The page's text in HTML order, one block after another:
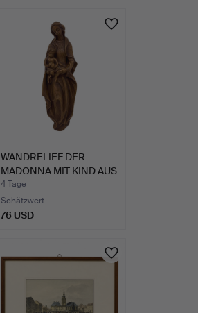
WANDRELIEF DER
MADONNA MIT KIND AUS
KUNSTH…
4 Tage
Schätzwert
76 USD